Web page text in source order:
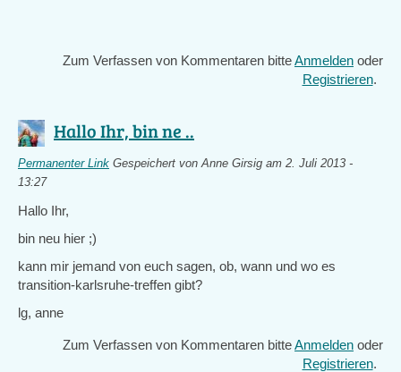
Zum Verfassen von Kommentaren bitteAnmelden oder
Registrieren.
Hallo Ihr, bin ne ..
Permanenter Link Gespeichert vonAnne Girsig am 2. Juli 2013 -
13:27
Hallo Ihr,
bin neu hier ;)
kann mir jemand von euch sagen, ob, wann und wo es
transition-karlsruhe-treffen gibt?
lg, anne
Zum Verfassen von Kommentaren bitteAnmelden oder
Registrieren.